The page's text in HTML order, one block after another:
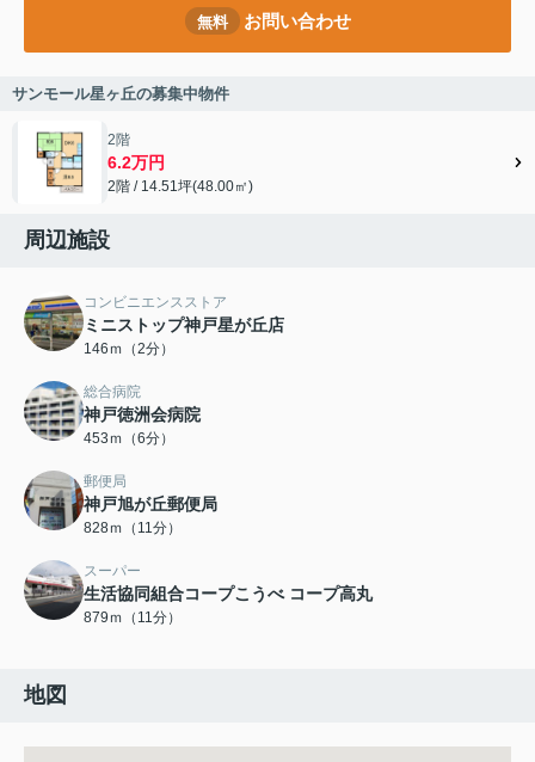
無料 お問い合わせ
サンモール星ヶ丘の募集中物件
2階
6.2万円
2階 / 14.51坪(48.00㎡)
周辺施設
コンビニエンスストア
ミニストップ神戸星が丘店
146ｍ（2分）
総合病院
神戸徳洲会病院
453ｍ（6分）
郵便局
神戸旭が丘郵便局
828ｍ（11分）
スーパー
生活協同組合コープこうべ コープ高丸
879ｍ（11分）
地図